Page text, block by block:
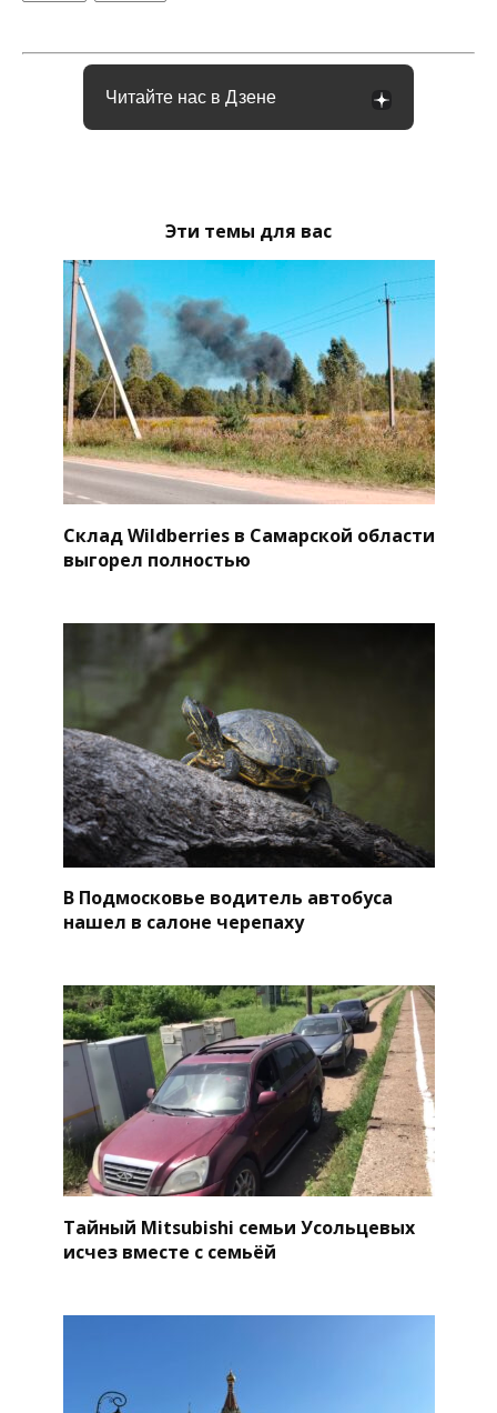
Читайте нас в Дзене
Эти темы для вас
Склад Wildberries в Самарской области
выгорел полностью
В Подмосковье водитель автобуса
нашел в салоне черепаху
Тайный Mitsubishi семьи Усольцевых
исчез вместе с семьёй